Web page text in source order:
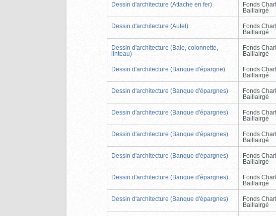
Dessin d'architecture (Attache en fer)
Fonds
Baillairgé
Dessin d'architecture (Autel)
Fonds
Baillairgé
Dessin d'architecture (Baie, colonnette,
linteau)
Fonds
Baillairgé
Dessin d'architecture (Banque d'épargne)
Fonds
Baillairgé
Dessin d'architecture (Banque d'épargnes)
Fonds
Baillairgé
Dessin d'architecture (Banque d'épargnes)
Fonds
Baillairgé
Dessin d'architecture (Banque d'épargnes)
Fonds
Baillairgé
Dessin d'architecture (Banque d'épargnes)
Fonds
Baillairgé
Dessin d'architecture (Banque d'épargnes)
Fonds
Baillairgé
Dessin d'architecture (Banque d'épargnes)
Fonds
Baillairgé